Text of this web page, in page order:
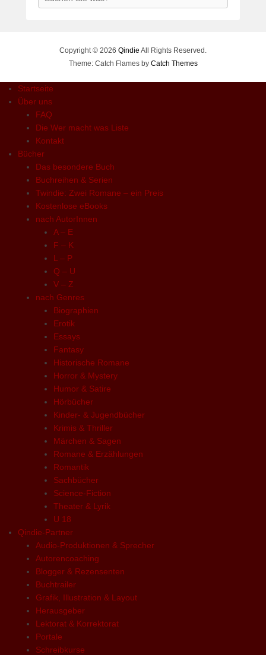
Copyright © 2026 Qindie All Rights Reserved.
Theme: Catch Flames by Catch Themes
Startseite
Über uns
FAQ
Die Wer macht was Liste
Kontakt
Bücher
Das besondere Buch
Buchreihen & Serien
Twindie: Zwei Romane – ein Preis
Kostenlose eBooks
nach AutorInnen
A – E
F – K
L – P
Q – U
V – Z
nach Genres
Biographien
Erotik
Essays
Fantasy
Historische Romane
Horror & Mystery
Humor & Satire
Hörbücher
Kinder- & Jugendbücher
Krimis & Thriller
Märchen & Sagen
Romane & Erzählungen
Romantik
Sachbücher
Science-Fiction
Theater & Lyrik
U 18
Qindie-Partner
Audio-Produktionen & Sprecher
Autorencoaching
Blogger & Rezensenten
Buchtrailer
Grafik, Illustration & Layout
Herausgeber
Lektorat & Korrektorat
Portale
Schreibkurse